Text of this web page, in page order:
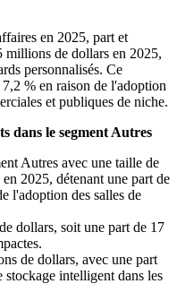
en 2025, part et
millions de dollars en 2025,
personnalisés. Ce
% en raison de l'adoption
et publiques de niche.
dans le segment Autres
Autres avec une taille de
2025, détenant une part de
l'adoption des salles de
dollars, soit une part de 17
de dollars, avec une part
stockage intelligent dans les